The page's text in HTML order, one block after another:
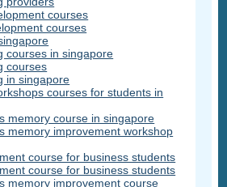
courses
courses
courses in singapore
courses
in singapore
courses for students in
memory course in singapore
memory improvement workshop
course for business students
course for business students
memory improvement course